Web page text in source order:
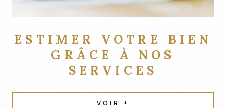
ESTIMER VOTRE BIEN
GRÂCE À NOS
SERVICES
VOIR +